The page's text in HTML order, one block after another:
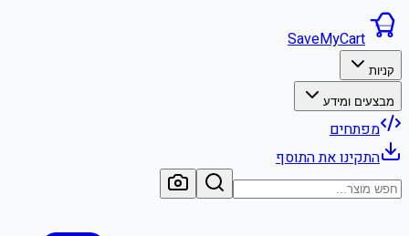
SaveMyCart
קניות
מבצעים ומידע
מפתחים
התקינו את התוסף